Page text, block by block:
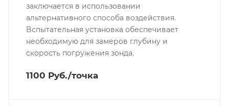
заключается в использовании
альтернативного способа воздействия.
Bспытательная установка обеспечивает
необходимую для замеров глубину и
скорость погружения зонда.
1100 Руб./точка